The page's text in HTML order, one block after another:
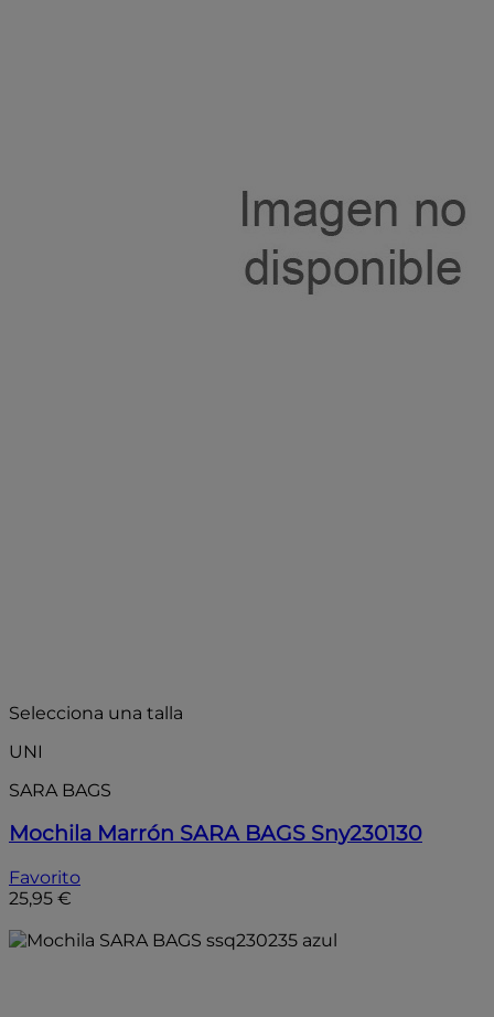
Selecciona una talla
UNI
SARA BAGS
Mochila Marrón SARA BAGS Sny230130
Favorito
25,95 €